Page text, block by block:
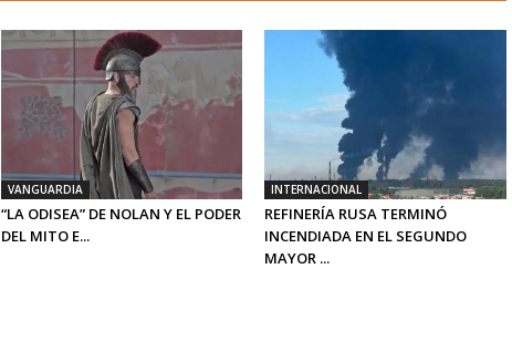
VANGUARDIA
“LA ODISEA” DE NOLAN Y EL PODER
DEL MITO E...
INTERNACIONAL
REFINERÍA RUSA TERMINÓ
INCENDIADA EN EL SEGUNDO
MAYOR ...